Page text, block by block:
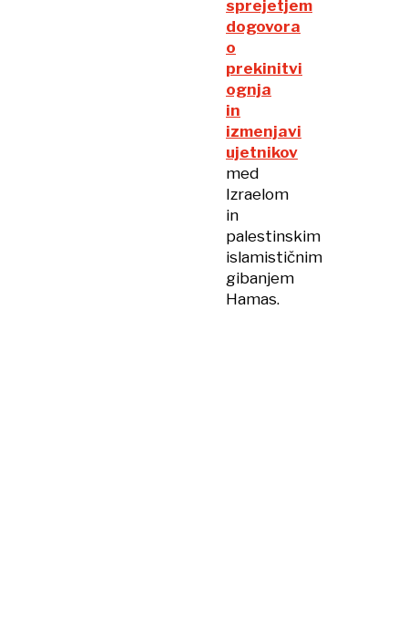
sprejetjem
dogovora
o
prekinitvi
ognja
in
izmenjavi
ujetnikov
med
Izraelom
in
palestinskim
islamističnim
gibanjem
Hamas.